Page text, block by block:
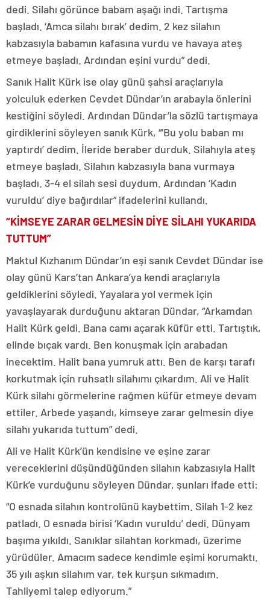
dedi. Silahı görünce babam aşağı indi. Tartışma
başladı. ‘Amca silahı bırak’ dedim. 2 kez silahın
kabzasıyla babamın kafasına vurdu ve havaya ateş
etmeye başladı. Ardından eşini vurdu” dedi.
Sanık Halit Kürk ise olay günü şahsi araçlarıyla
yolculuk ederken Cevdet Dündar’ın arabayla önlerini
kestiğini söyledi. Ardından Dündar’la sözlü tartışmaya
girdiklerini söyleyen sanık Kürk, “’Bu yolu baban mı
yaptırdı’ dedim. İleride beraber durduk. Silahıyla ateş
etmeye başladı. Silahın kabzasıyla bana vurmaya
başladı. 3-4 el silah sesi duydum. Ardından ‘Kadın
vuruldu’ diye bağırdılar” ifadelerini kullandı.
“KİMSEYE ZARAR GELMESİN DİYE SİLAHI YUKARIDA
TUTTUM”
Maktul Kızhanım Dündar’ın eşi sanık Cevdet Dündar ise
olay günü Kars’tan Ankara’ya kendi araçlarıyla
geldiklerini söyledi. Yayalara yol vermek için
yavaşlayarak durduğunu aktaran Dündar, “Arkamdan
Halit Kürk geldi. Bana camı açarak küfür etti. Tartıştık,
elinde bıçak vardı. Ben konuşmak için arabadan
inecektim. Halit bana yumruk attı. Ben de karşı tarafı
korkutmak için ruhsatlı silahımı çıkardım. Ali ve Halit
Kürk silahı görmelerine rağmen küfür etmeye devam
ettiler. Arbede yaşandı, kimseye zarar gelmesin diye
silahı yukarıda tuttum” dedi.
Ali ve Halit Kürk’ün kendisine ve eşine zarar
vereceklerini düşündüğünden silahın kabzasıyla Halit
Kürk’e vurduğunu söyleyen Dündar, şunları ifade etti:
“O esnada silahın kontrolünü kaybettim. Silah 1-2 kez
patladı. O esnada birisi ‘Kadın vuruldu’ dedi. Dünyam
başıma yıkıldı. Sanıklar silahtan korkmadı, üzerime
yürüdüler. Amacım sadece kendimle eşimi korumaktı.
35 yılı aşkın silahım var, tek kurşun sıkmadım.
Tahliyemi talep ediyorum.”